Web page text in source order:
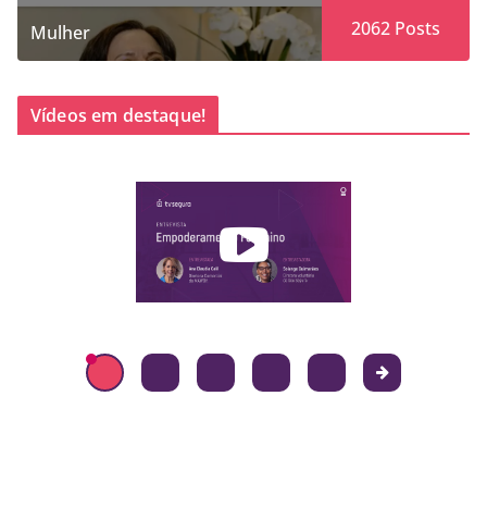
Mulher 2062 Posts
Vídeos em destaque!